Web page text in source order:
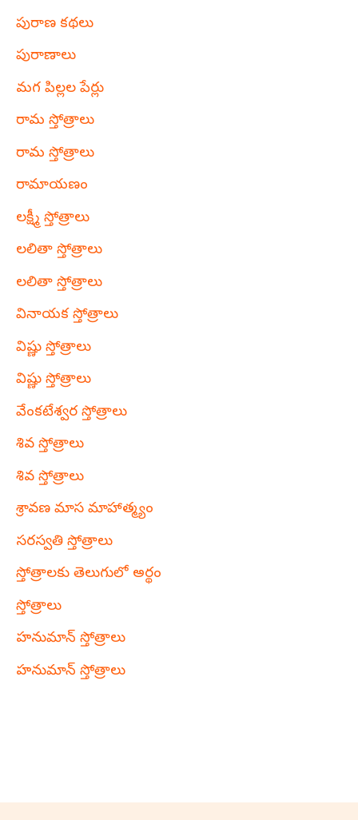
పురాణ కథలు
పురాణాలు
మగ పిల్లల పేర్లు
రామ స్తోత్రాలు
రామ స్తోత్రాలు
రామాయణం
లక్ష్మీ స్తోత్రాలు
లలితా స్తోత్రాలు
లలితా స్తోత్రాలు
వినాయక స్తోత్రాలు
విష్ణు స్తోత్రాలు
విష్ణు స్తోత్రాలు
వేంకటేశ్వర స్తోత్రాలు
శివ స్తోత్రాలు
శివ స్తోత్రాలు
శ్రావణ మాస మాహాత్మ్యం
సరస్వతి స్తోత్రాలు
స్తోత్రాలకు తెలుగులో అర్థం
స్తోత్రాలు
హనుమాన్ స్తోత్రాలు
హనుమాన్ స్తోత్రాలు